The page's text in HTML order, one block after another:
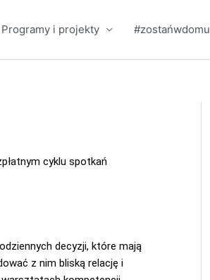
Programy i projekty #zostańwdomu
cyklu spotkań
decyzji, które mają
z nim bliską relację i